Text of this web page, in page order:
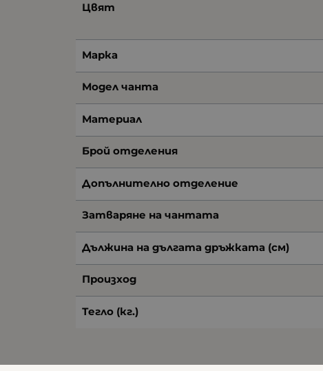
Цвят
Марка
Модел чанта
Материал
Брой отделения
Допълнително отделение
Затваряне на чантата
Дължина на дългата дръжката (см)
Произход
Тегло (кг.)